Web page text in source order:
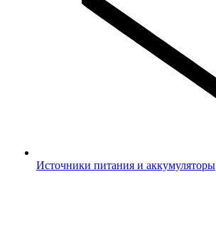
Источники питания и аккумуляторы